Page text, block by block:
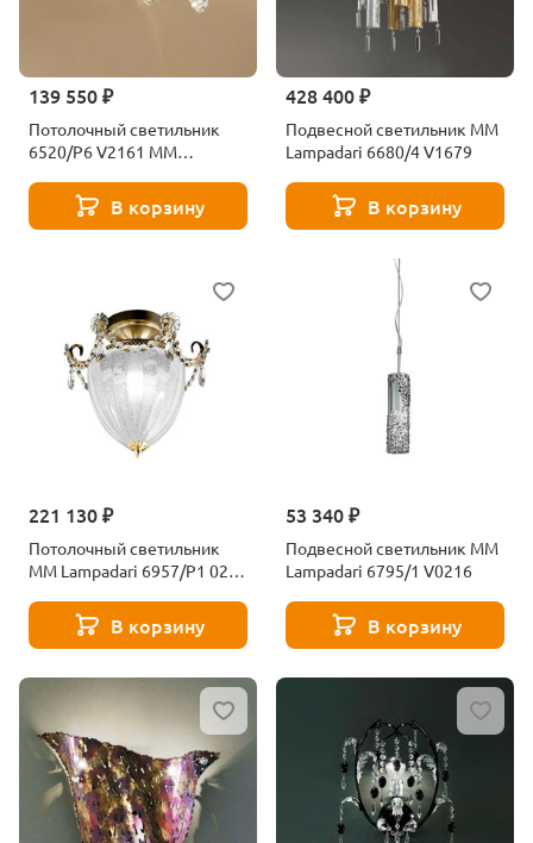
139 550 ₽
Потолочный светильник
6520/P6 V2161 MM
В корзину
428 400 ₽
Подвесной светильник MM
Lampadari 6680/4 V1679
В корзину
221 130 ₽
Потолочный светильник
MM Lampadari 6957/P1 02
В корзину
53 340 ₽
Подвесной светильник MM
Lampadari 6795/1 V0216
В корзину